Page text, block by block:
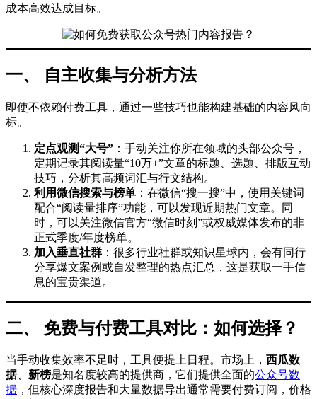
成本高效达成目标。
一、 自主收集与分析方法
即使不依赖付费工具，通过一些技巧也能构建基础的内容风向
标。
定点观测“大号” ：手动关注你所在领域的头部公众号，
定期记录其阅读量“10万+”文章的标题、选题、排版互动
技巧，分析其高频词汇与行文结构。
利用微信搜索与榜单 ：在微信“搜一搜”中，使用关键词
配合“阅读量排序”功能，可以发现近期热门文章。同
时，可以关注微信官方“微信时刻”或权威媒体发布的非
正式季度/年度榜单。
加入垂直社群 ：很多行业社群或知识星球内，会有同行
分享爆文案例或自发整理的热点汇总，这是获取一手信
息的宝贵渠道。
二、 免费与付费工具对比：如何选择？
当手动收集效率不足时，工具便提上日程。市场上， 西瓜数
据、 新榜是知名度较高的提供商，它们提供全面的公众号数
据 ，但核心深度报告和大量数据导出通常需要付费订阅，价格